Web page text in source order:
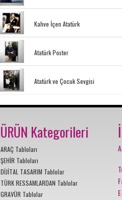
Kahve İçen Atatürk
Atatürk Poster
Atatürk ve Çocuk Sevgisi
ÜRÜN Kategorileri
ARAÇ Tabloları
ŞEHİR Tabloları
DİJİTAL TASARIM Tablolar
TÜRK RESSAMLARDAN Tablolar
GRAVÜR Tablolar